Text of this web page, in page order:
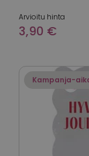
Arvioitu hinta
3,90 €
Kampanja-